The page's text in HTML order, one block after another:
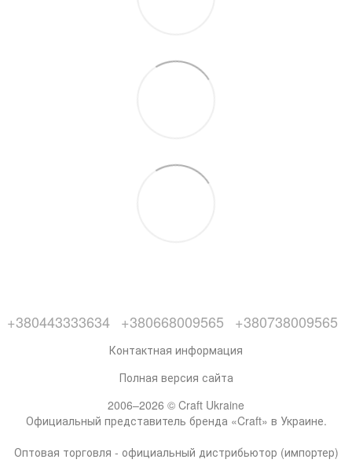
+380443333634 +380668009565 +380738009565
Контактная информация
Полная версия сайта
2006–2026 © Craft Ukraine
Официальный представитель бренда «Craft» в Украине.
Оптовая торговля - официальный дистрибьютор (импортер)